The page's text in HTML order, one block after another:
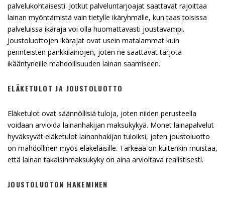
palvelukohtaisesti. Jotkut palveluntarjoajat saattavat rajoittaa
lainan myöntämistä vain tietylle ikäryhmälle, kun taas toisissa
palveluissa ikäraja voi olla huomattavasti joustavampi.
Joustoluottojen ikärajat ovat usein matalammat kuin
perinteisten pankkilainojen, joten ne saattavat tarjota
ikääntyneille mahdollisuuden lainan saamiseen.
ELÄKETULOT JA JOUSTOLUOTTO
Eläketulot ovat säännöllisiä tuloja, joten niiden perusteella
voidaan arvioida lainanhakijan maksukykyä. Monet lainapalvelut
hyväksyvät eläketulot lainanhakijan tuloiksi, joten joustoluotto
on mahdollinen myös eläkeläisille. Tärkeää on kuitenkin muistaa,
että lainan takaisinmaksukyky on aina arvioitava realistisesti.
JOUSTOLUOTON HAKEMINEN